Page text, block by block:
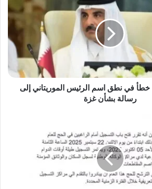
في نطق اسم الرئيس الموريتاني إلى
رسالة بشأن غزة